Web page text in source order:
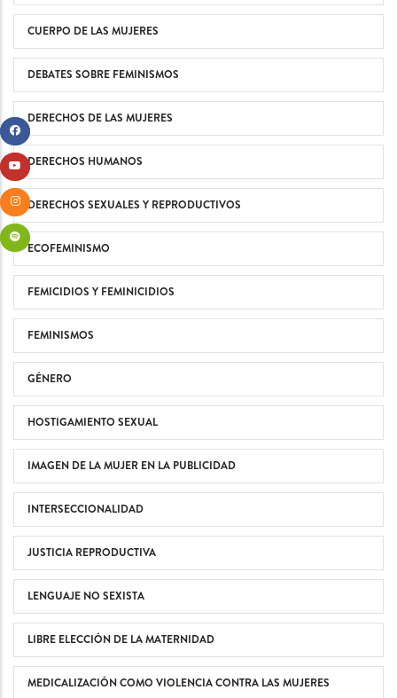
CUERPO DE LAS MUJERES
DEBATES SOBRE FEMINISMOS
DERECHOS DE LAS MUJERES
DERECHOS HUMANOS
DERECHOS SEXUALES Y REPRODUCTIVOS
ECOFEMINISMO
FEMICIDIOS Y FEMINICIDIOS
FEMINISMOS
GÉNERO
HOSTIGAMIENTO SEXUAL
IMAGEN DE LA MUJER EN LA PUBLICIDAD
INTERSECCIONALIDAD
JUSTICIA REPRODUCTIVA
LENGUAJE NO SEXISTA
LIBRE ELECCIÓN DE LA MATERNIDAD
MEDICALIZACIÓN COMO VIOLENCIA CONTRA LAS MUJERES